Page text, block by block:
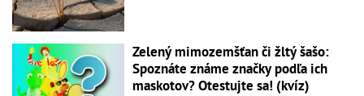
Zelený mimozemšťan či žltý šašo:
Spoznáte známe značky podľa ich
maskotov? Otestujte sa! (kvíz)